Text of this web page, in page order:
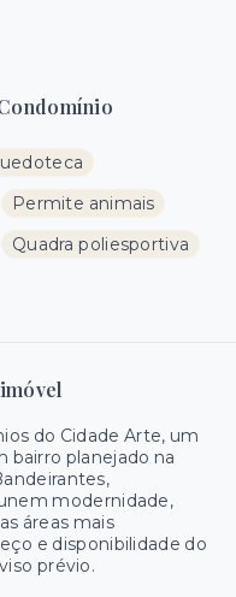
Permite animais
Quadra poliesportiva
do Cidade Arte, um
planejado na
modernidade,
áreas mais
e disponibilidade do
prévio.